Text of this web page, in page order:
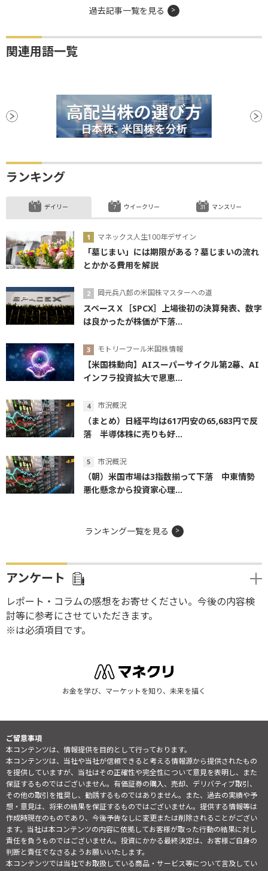
過去記事一覧を見る
関連用語一覧
ランキング
デイリー
マネックス人生100年デザイン
「墓じまい」には期限がある？墓じまいの流れ
とかかる費用を解説
岡元兵八郎の米国株マスターへの道
スペースＸ［SPCX］上場後初の決算発表、数字
は良かったが株価が下落...
モトリーフール米国株情報
【米国株動向】AIスーパーサイクル第2幕、AI
インフラ投資拡大で恩恵...
市況概況
（まとめ）日経平均は617円安の65,683円で反
落 半導体株に売りも好...
市況概況
（朝）米国市場は3指数揃って下落 中東情勢
悪化懸念から投資家心理...
ウイークリー マンスリー
ランキング一覧を見る
アンケート
レポート・コラムの感想をお寄せください。今後の内容検
討等に参考にさせていただきます。
※は必須項目です。
お金を学び、マーケットを知り、未来を描く
ご留意事項
本コンテンツは、情報提供を目的として行っております。
本コンテンツは、当社や当社が信頼できると考える情報源から提供されたもの
を提供していますが、当社はその正確性や完全性について意見を表明し、また
保証するものではございません。有価証券の購入、売却、デリバティブ取引、
その他の取引を推奨し、勧誘するものではありません。また、過去の実績や予
想・意見は、将来の結果を保証するものではございません。提供する情報等は
作成時現在のものであり、今後予告なしに変更または削除されることがござい
ます。当社は本コンテンツの内容に依拠してお客様が取った行動の結果に対し
責任を負うものではございません。投資にかかる最終決定は、お客様ご自身の
判断と責任でなさるようお願いいたします。
本コンテンツでは当社でお取扱している商品・サービス等について言及してい